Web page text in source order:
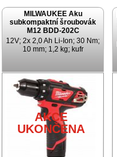
MILWAUKEE Aku
subkompaktní šroubovák
M12 BDD-202C
12V; 2x 2,0 Ah Li-Ion; 30 Nm;
10 mm; 1,2 kg; kufr
AKCE
UKONČENA